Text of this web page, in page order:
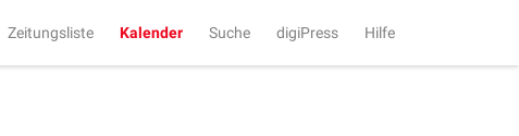
Zeitungsliste Kalender Suche digiPress Hilfe